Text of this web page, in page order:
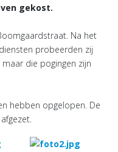
gekost.
Na het
probeerden zij
die pogingen zijn
hebben opgelopen. De